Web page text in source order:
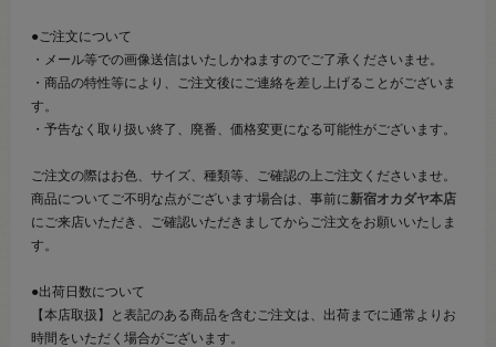
●ご注文について
・メール等での画像送信はいたしかねますのでご了承くださいませ。
・商品の特性等により、ご注文後にご連絡を差し上げることがございま
す。
・予告なく取り扱い終了、廃番、価格変更になる可能性がございます。
ご注文の際はお色、サイズ、種類等、ご確認の上ご注文くださいませ。
商品についてご不明な点がございます場合は、事前に新宿オカダヤ本店
にご来店いただき、ご確認いただきましてからご注文をお願いいたしま
す。
●出荷日数について
【本店取扱】と表記のある商品を含むご注文は、出荷までに通常よりお
時間をいただく場合がございます。